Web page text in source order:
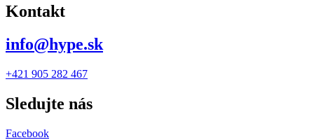
Kontakt
info@hype.sk
+421 905 282 467
Sledujte nás
Facebook